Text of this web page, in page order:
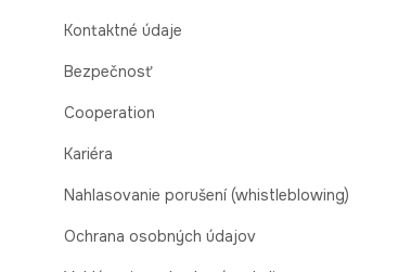
Kontaktné údaje
Bezpečnosť
Cooperation
Kariéra
Nahlasovanie porušení (whistleblowing)
Ochrana osobných údajov